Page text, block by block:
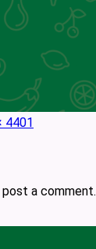
4401
a comment.